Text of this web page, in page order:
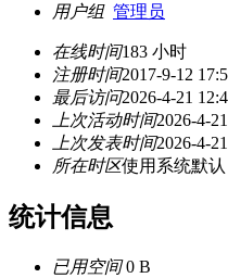
用户组 管理员
在线时间183 小时
注册时间2017-9-12
最后访问2026-4-21
上次活动时间2026-4-
上次发表时间2026-4-
所在时区使用系统默认
统计信息
已用空间0 B